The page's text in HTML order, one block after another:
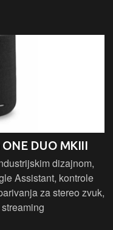
DUO MKIII
dizajnom,
Assistant, kontrole
za stereo zvuk,